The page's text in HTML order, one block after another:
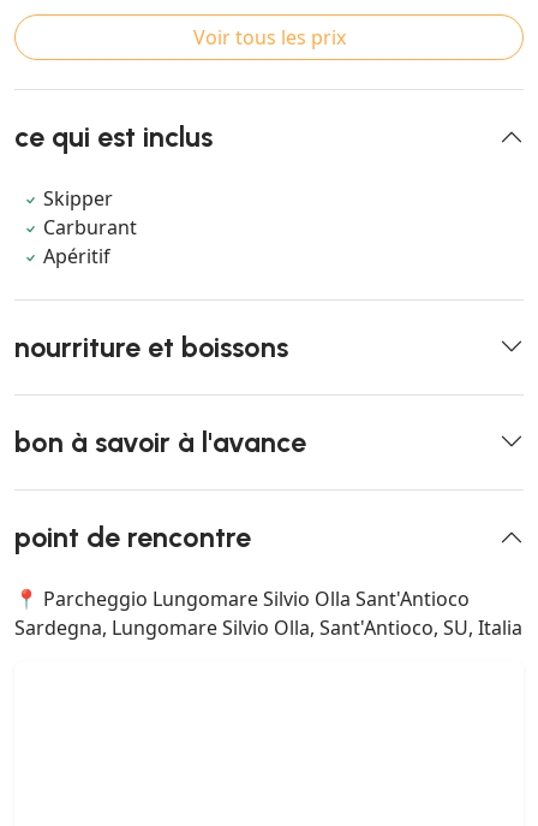
Voir tous les prix
ce qui est inclus
Skipper
Carburant
Apéritif
nourriture et boissons
bon à savoir à l'avance
point de rencontre
📍 Parcheggio Lungomare Silvio Olla Sant'Antioco
Sardegna, Lungomare Silvio Olla, Sant'Antioco, SU, Italia